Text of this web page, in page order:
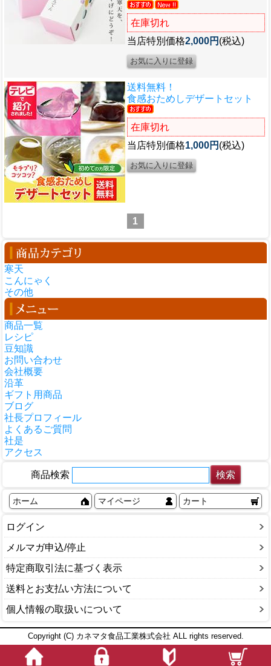
在庫切れ
当店特別価格2,000円 (税込)
送料無料！
食感おためしデザートセット
在庫切れ
当店特別価格1,000円 (税込)
1
寒天
こんにゃく
その他
商品一覧
レシピ
豆知識
お問い合わせ
会社概要
沿革
ギフト用商品
ブログ
社長プロフィール
よくあるご質問
社是
アクセス
商品検索
ホーム マイページ カート
ログイン
メルマガ申込/停止
特定商取引法に基づく表示
送料とお支払い方法について
個人情報の取扱いについて
Copyright (C) カネマタ食品工業株式会社 ALL rights reserved.
このページをPC用に切り替え